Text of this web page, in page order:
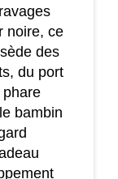
noire, ce
des
du port
phare
bambin